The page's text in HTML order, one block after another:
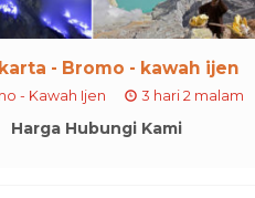
- Bromo - kawah ijen
- Kawah Ijen 3 hari 2 malam
Harga Hubungi Kami